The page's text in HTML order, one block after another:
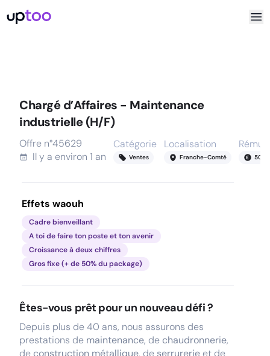
Chargé d’Affaires - Maintenance
industrielle (H/F)
Offre n°45629
Il y a environ 1 an
Catégorie
Ventes
Localisation
Franche-Comté 50
Effets waouh
Cadre bienveillant
A toi de faire ton poste et ton avenir
Croissance à deux chiffres
Gros fixe (+ de 50% du package)
Êtes-vous prêt pour un nouveau défi ?
Depuis plus de 40 ans, nous assurons des
prestations de maintenance, de chaudronnerie,
de construction métallique, de serrurerie et de